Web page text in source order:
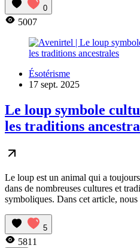
0
5007
Ésotérisme
17 sept. 2025
Le loup symbole
les traditions
Le loup est un animal qui a
dans de nombreuses cultures et
symboliques. Dans cet article,
5
5811